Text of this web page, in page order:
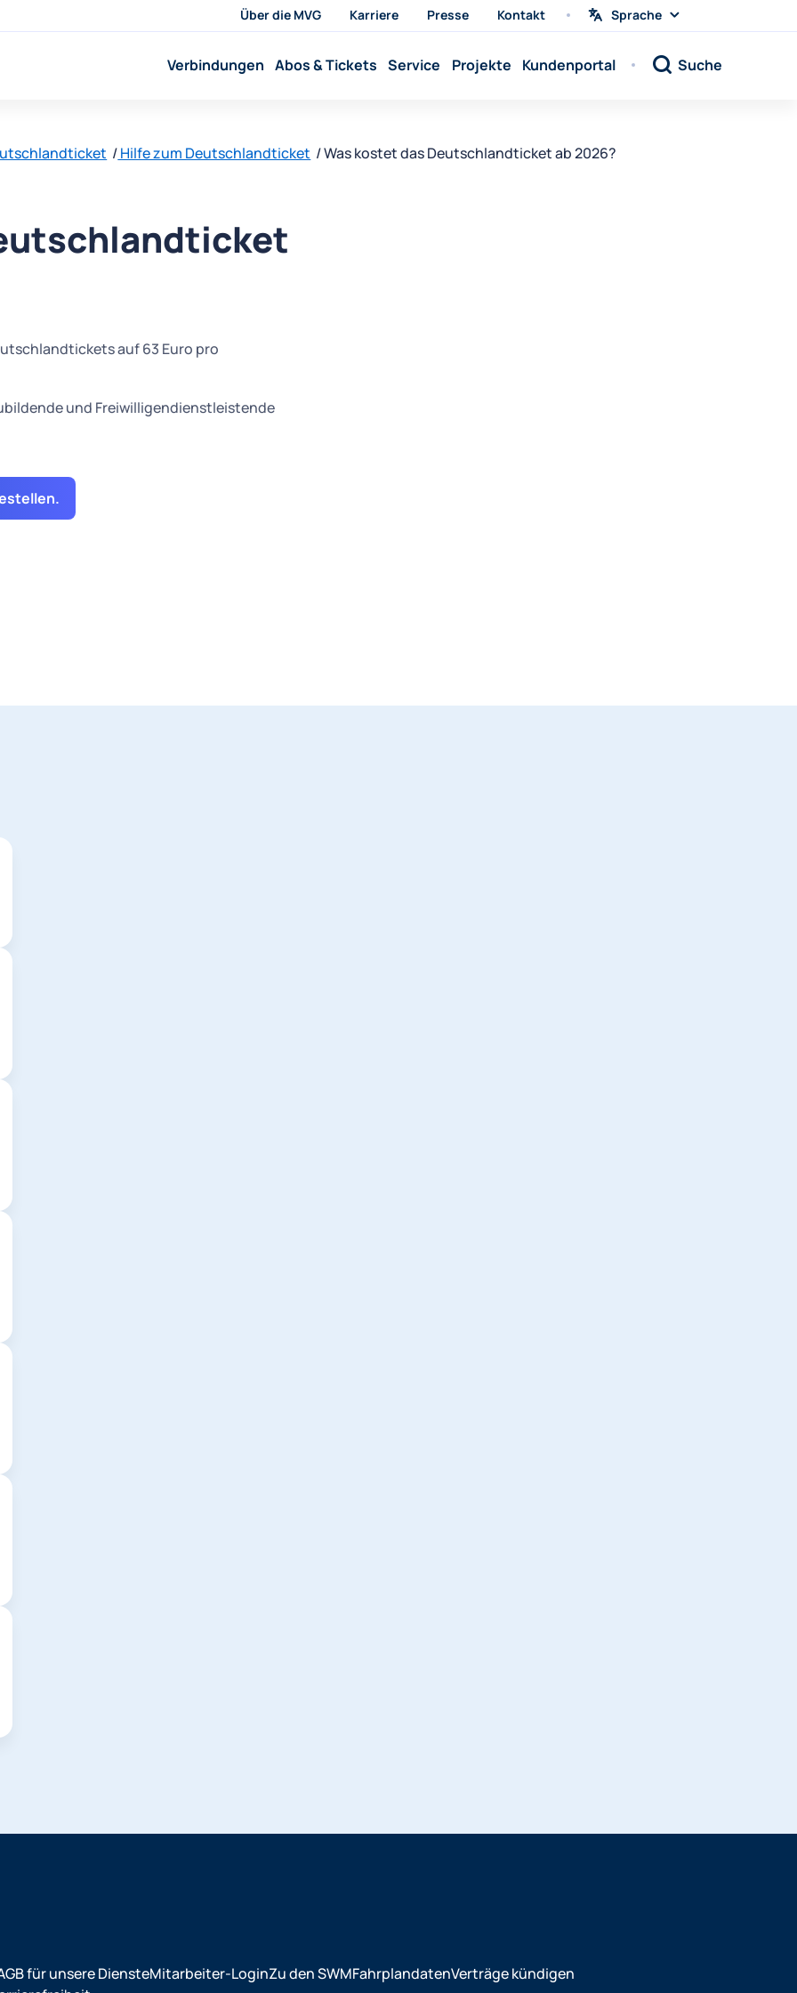
Über die MVG Karriere Presse Kontakt
Sprache
Sprache
Verbindungen Abos & Tickets Service Projekte Kundenportal Suche
Hilfe zum Deutschlandticket Was kostet das Deutschlandticket ab 2026?
auf 63 Euro pro
und Freiwilligendienstleistende
für unsere DiensteMitarbeiter-LoginZu den SWMFahrplandatenVerträge kündigen